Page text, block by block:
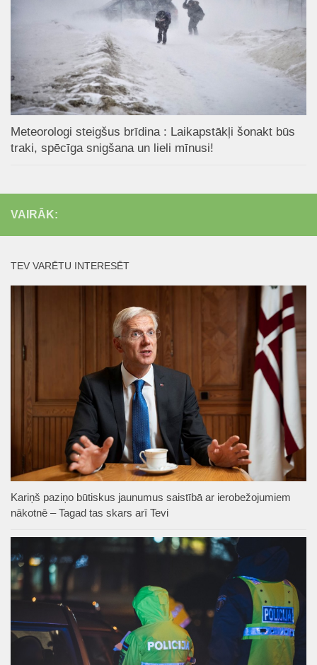
Meteorologi steigšus brīdina : Laikapstākļi šonakt būs
traki, spēcīga snigšana un lieli mīnusi!
VAIRĀK:
TEV VARĒTU INTERESĒT
Kariņš paziņo būtiskus jaunumus saistībā ar ierobežojumiem
nākotnē – Tagad tas skars arī Tevi